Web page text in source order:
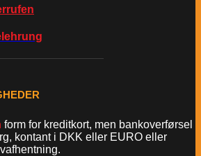
form for kreditkort, men bankoverførsel
kontant i DKK eller EURO eller